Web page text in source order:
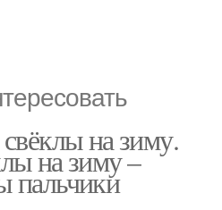
на зиму.
на зиму –
пальчики